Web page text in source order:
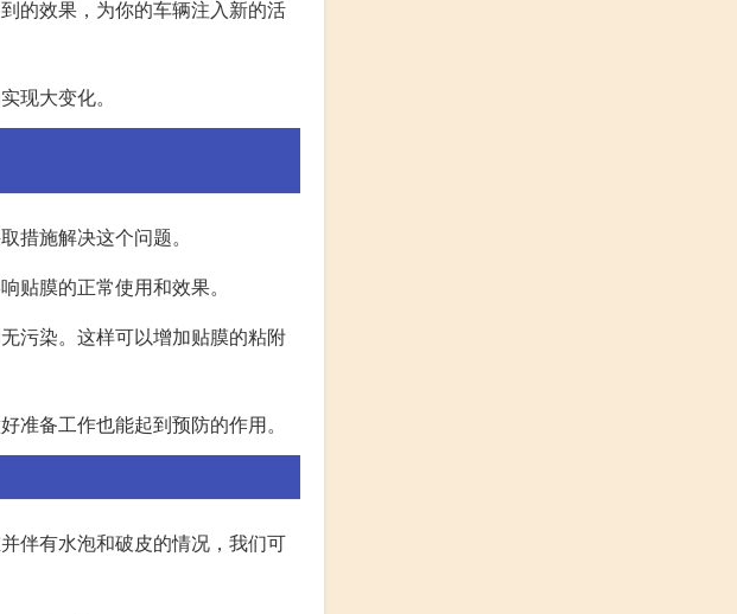
的效果，为你的车辆注入新的活
现大变化。
措施解决这个问题。
贴膜的正常使用和效果。
污染。这样可以增加贴膜的粘附
备工作也能起到预防的作用。
伴有水泡和破皮的情况，我们可